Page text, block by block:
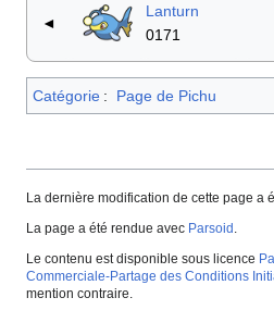
◄
Lanturn
0171
Catégorie : Page de Pichu
La dernière modification de cette page a
La page a été rendue avec Parsoid
Le contenu est disponible sous licence
Commerciale-Partage des Conditions
mention contraire.